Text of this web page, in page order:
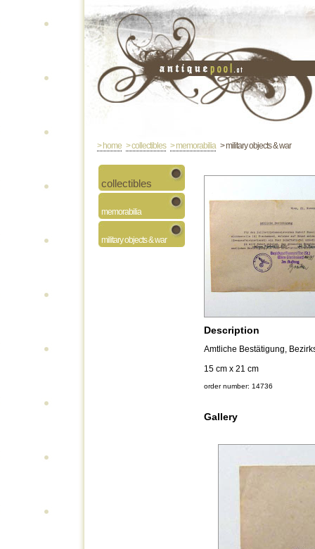
> home > collectibles > memorabilia> military objects & war
collectibles
memorabilia
military objects & war
Description
Amtliche Bestätigung,
15 cm x 21 cm
order number: 14736
Gallery